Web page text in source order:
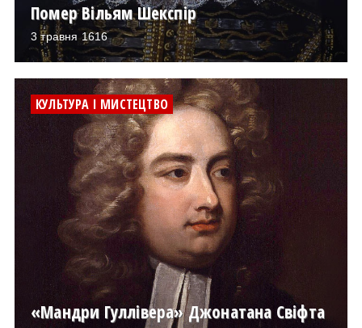
Помер Вільям Шекспір
3 травня 1616
КУЛЬТУРА І МИСТЕЦТВО
«Мандри Гуллівера» Джонатана Свіфта